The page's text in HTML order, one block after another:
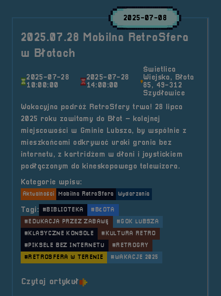
2025-07-08
2025.07.28 Mobilna RetroSfera
w Błotach
2025-07-28
10:00:00
2025-07-28
14:00:00
Świetlica
Wiejska, Błota
85, 49-312
Szydłowice
Wakacyjna podróż RetroSfery trwa! 28 lipca
2025 roku zawitamy do Błot – kolejnej
miejscowości w Gminie Lubsza, by wspólnie z
mieszkańcami odkrywać uroki grania bez
internetu, z kartridżem w dłoni i joystickiem
podłączonym do kineskopowego telewizora.
Kategorie wpisu:
Aktualności Mobilna RetroSfera Wydarzenia
Tagi: #BIBLIOTEKA
#BŁOTA
#EDUKACJA PRZEZ ZABAWĘ
#GOK LUBSZA
#KLASYCZNE KONSOLE
#KULTURA RETRO
#PIKSELE BEZ INTERNETU
#RETROGRY
#RETROSFERA W TERENIE
#WAKACJE 2025
Czytaj artykuło tytule 2025.07.28 Mobilna